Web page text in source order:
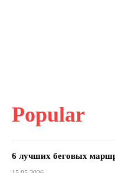
Popular
6 лучших беговых